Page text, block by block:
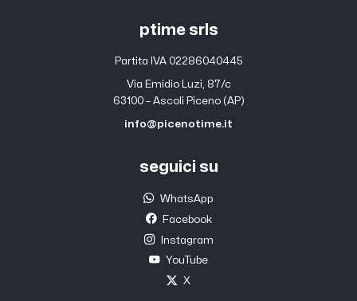
ptime srls
Partita IVA 02286040445
Via Emidio Luzi, 87/c
63100 – Ascoli Piceno (AP)
info@picenotime.it
seguici su
WhatsApp
Facebook
Instagram
YouTube
X